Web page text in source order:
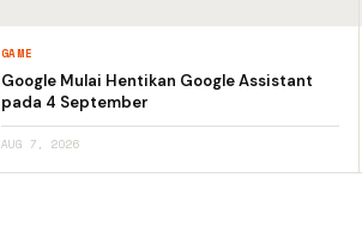
GAME
Google Mulai Hentikan Google Assistant
pada 4 September
AUG 7, 2026